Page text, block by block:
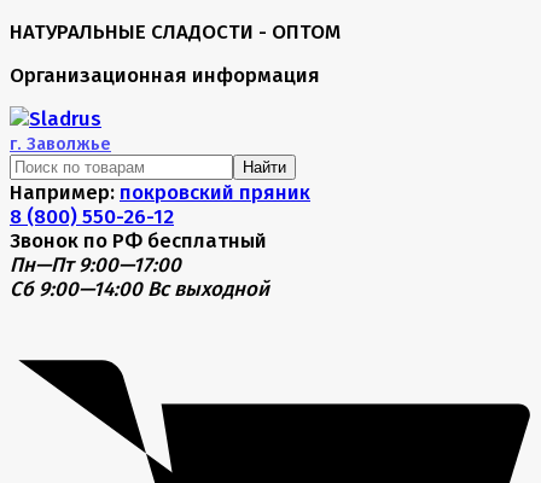
НАТУРАЛЬНЫЕ СЛАДОСТИ - ОПТОМ
Организационная информация
г. Заволжье
Найти
Например: покровский пряник
8 (800) 550-26-12
Звонок по РФ бесплатный
Пн—Пт 9:00—17:00
Сб 9:00—14:00 Вс выходной